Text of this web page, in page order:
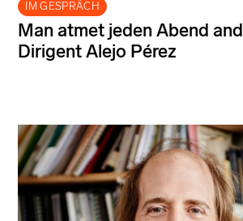
IM GESPRÄCH
Man atmet jeden Abend
Dirigent Alejo Pérez